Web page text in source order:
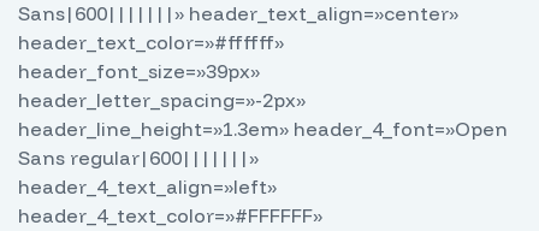
Sans|600|||||||» header_text_align=»center»
header_text_color=»#ffffff»
header_font_size=»39px»
header_letter_spacing=»-2px»
header_line_height=»1.3em» header_4_font=»Open
Sans regular|600|||||||»
header_4_text_align=»left»
header_4_text_color=»#FFFFFF»